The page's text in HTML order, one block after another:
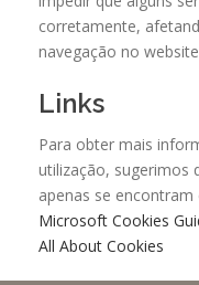
corretamente,
navegação no
Links
Para obter mais
utilização, sugerimos
apenas se encontram
Microsoft Cookies
All About Cookies